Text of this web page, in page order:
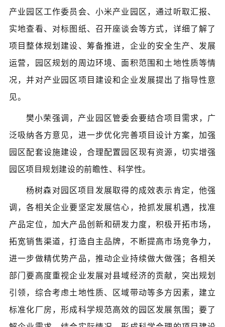
产业园区工作委员会、小米产业园区，通过听取汇报、
实地查看、对标图纸、召开座谈会等方式，详细了解了
项目整体规划建设、筹备推进，企业的安全生产、发展
运营，园区规划的周边环境、面积范围和土地性质等情
况，并对产业园区项目建设和企业发展提出了指导性意
见。
樊小荣强调，产业园区管委会要结合项目需求，广
泛吸纳各方意见，进一步优化完善项目设计方案，加强
园区配套设施建设，合理配置园区现有资源，切实增强
园区项目规划建设的前瞻性、科学性。
杨树森对园区项目发展取得的成效表示肯定，他强
调，各相关企业要坚定发展信心，抢抓发展机遇，找准
产品定位，加大产品创新和研发力度，积极开拓市场，
拓宽销售渠道，打造自主品牌，不断提高市场竞争力，
进一步做精优势产品，推动企业持续做大做强；各相关
部门要高度重视企业发展对县域经济的贡献，突出规划
引领，综合考虑土地性质、区域带动等多方因素，建立
标准化厂房，形成科学规范高效的园区发展氛围；要了